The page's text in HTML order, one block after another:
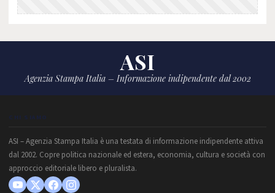
ASI
Agenzia Stampa Italia – Informazione indipendente dal 2002
CHI SIAMO
ASI – Agenzia Stampa Italia è una testata di informazione indipendente attiva
dal 2002. Copre politica nazionale ed estera, economia, cultura e società con
approccio editoriale libero e pluralista.